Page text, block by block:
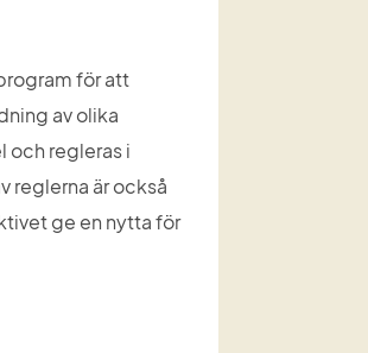
för att
av olika
regleras i
reglerna är också
ge en nytta för